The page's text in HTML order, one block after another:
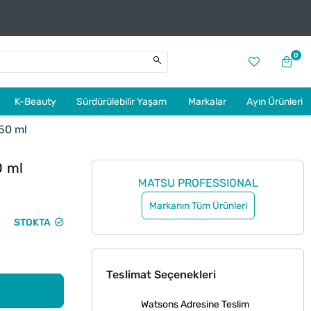
0
K-Beauty Sürdürülebilir Yaşam Markalar Ayın Ürünleri
ml
ml
STOKTA
MATSU PROFESSIONAL
Markanın Tüm Ürünleri
Teslimat Seçenekleri
Watsons Adresine Teslim